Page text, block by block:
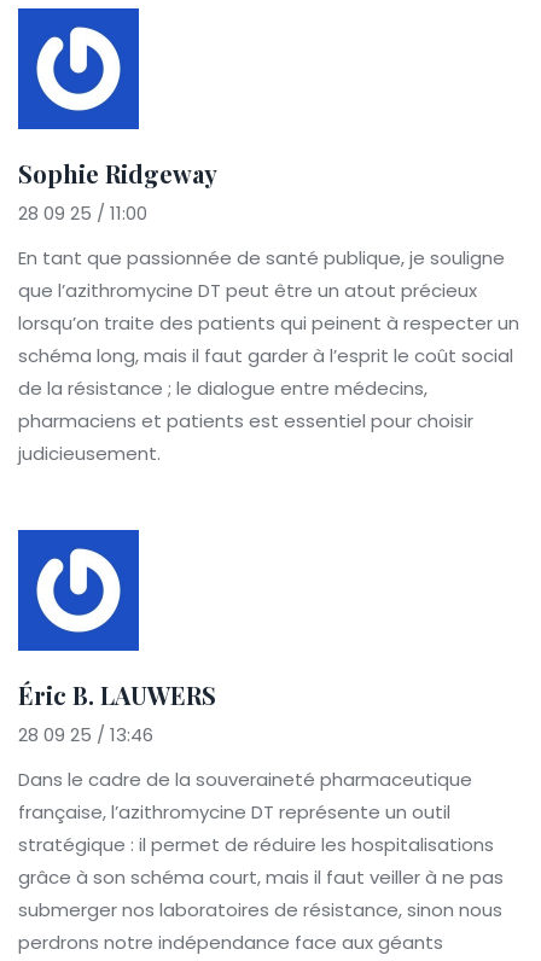
Sophie Ridgeway
28 09 25 / 11:00
En tant que passionnée de santé publique, je souligne
que l’azithromycine DT peut être un atout précieux
lorsqu’on traite des patients qui peinent à respecter un
schéma long, mais il faut garder à l’esprit le coût social
de la résistance ; le dialogue entre médecins,
pharmaciens et patients est essentiel pour choisir
judicieusement.
Éric B. LAUWERS
28 09 25 / 13:46
Dans le cadre de la souveraineté pharmaceutique
française, l’azithromycine DT représente un outil
stratégique : il permet de réduire les hospitalisations
grâce à son schéma court, mais il faut veiller à ne pas
submerger nos laboratoires de résistance, sinon nous
perdrons notre indépendance face aux géants